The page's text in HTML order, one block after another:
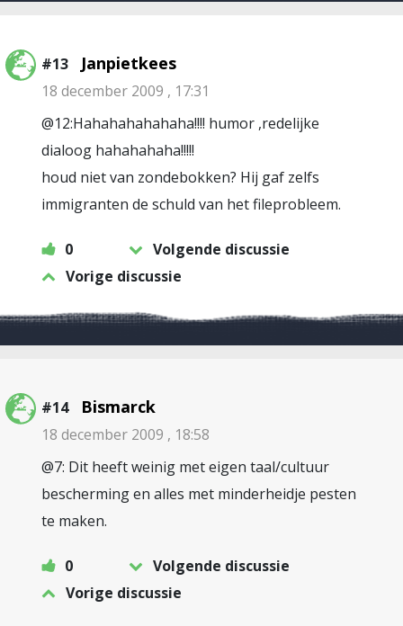
#13 Janpietkees
18 december 2009 , 17:31
@12:Hahahahahahaha!!!! humor ,redelijke
dialoog hahahahaha!!!!!
houd niet van zondebokken? Hij gaf zelfs
immigranten de schuld van het fileprobleem.
0
Volgende discussie
Vorige discussie
#14 Bismarck
18 december 2009 , 18:58
@7: Dit heeft weinig met eigen taal/cultuur
bescherming en alles met minderheidje pesten
te maken.
0
Volgende discussie
Vorige discussie